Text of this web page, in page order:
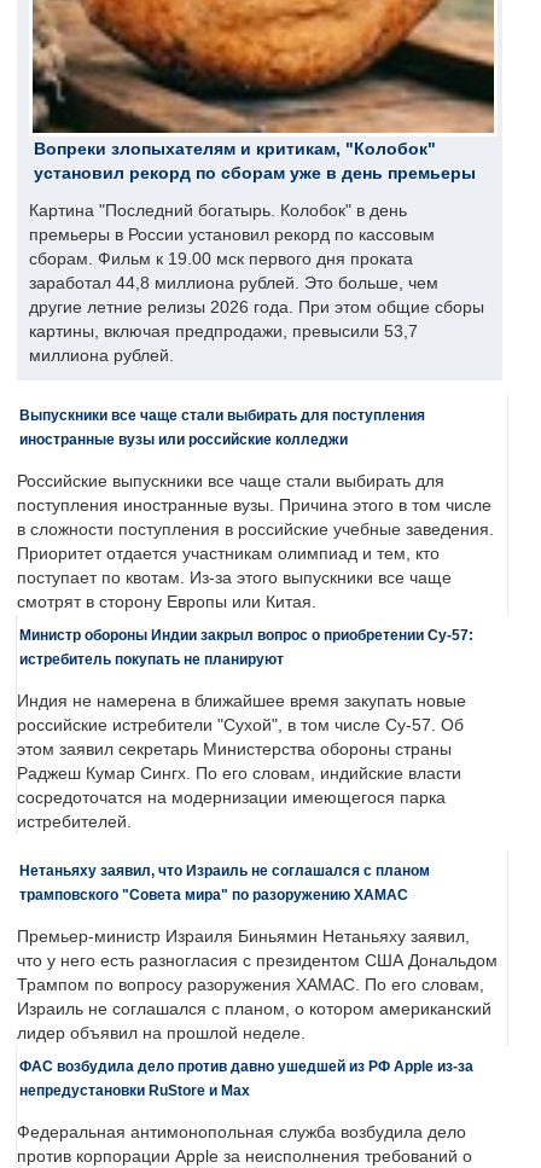
Вопреки злопыхателям и критикам, "Колобок"
установил рекорд по сборам уже в день премьеры
Картина "Последний богатырь. Колобок" в день
премьеры в России установил рекорд по кассовым
сборам. Фильм к 19.00 мск первого дня проката
заработал 44,8 миллиона рублей. Это больше, чем
другие летние релизы 2026 года. При этом общие сборы
картины, включая предпродажи, превысили 53,7
миллиона рублей.
Выпускники все чаще стали выбирать для поступления
иностранные вузы или российские колледжи
Российские выпускники все чаще стали выбирать для
поступления иностранные вузы. Причина этого в том числе
в сложности поступления в российские учебные заведения.
Приоритет отдается участникам олимпиад и тем, кто
поступает по квотам. Из-за этого выпускники все чаще
смотрят в сторону Европы или Китая.
Министр обороны Индии закрыл вопрос о приобретении Су-57:
истребитель покупать не планируют
Индия не намерена в ближайшее время закупать новые
российские истребители "Сухой", в том числе Су-57. Об
этом заявил секретарь Министерства обороны страны
Раджеш Кумар Сингх. По его словам, индийские власти
сосредоточатся на модернизации имеющегося парка
истребителей.
Нетаньяху заявил, что Израиль не соглашался с планом
трамповского "Совета мира" по разоружению ХАМАС
Премьер-министр Израиля Биньямин Нетаньяху заявил,
что у него есть разногласия с президентом США Дональдом
Трампом по вопросу разоружения ХАМАС. По его словам,
Израиль не соглашался с планом, о котором американский
лидер объявил на прошлой неделе.
ФАС возбудила дело против давно ушедшей из РФ Apple из-за
непредустановки RuStore и Max
Федеральная антимонопольная служба возбудила дело
против корпорации Apple за неисполнения требований о